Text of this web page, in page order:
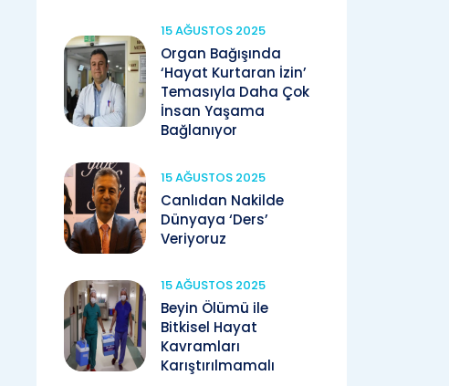
15 AĞUSTOS 2025
Organ Bağışında
‘Hayat Kurtaran İzin’
Temasıyla Daha Çok
İnsan Yaşama
Bağlanıyor
15 AĞUSTOS 2025
Canlıdan Nakilde
Dünyaya ‘Ders’
Veriyoruz
15 AĞUSTOS 2025
Beyin Ölümü ile
Bitkisel Hayat
Kavramları
Karıştırılmamalı